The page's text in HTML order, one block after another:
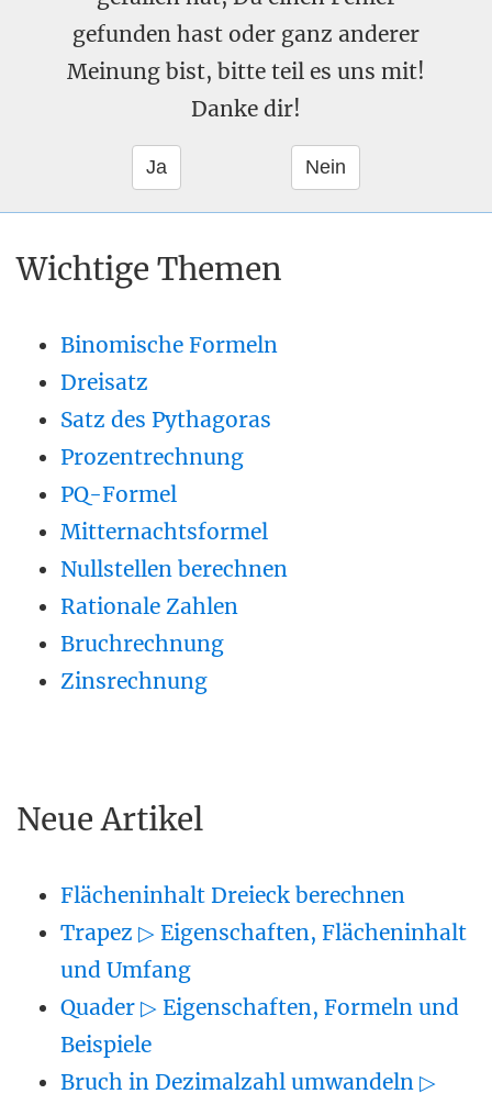
gefunden hast oder ganz anderer
Meinung bist, bitte teil es uns mit!
Danke dir!
Wichtige Themen
Binomische Formeln
Dreisatz
Satz des Pythagoras
Prozentrechnung
PQ-Formel
Mitternachtsformel
Nullstellen berechnen
Rationale Zahlen
Bruchrechnung
Zinsrechnung
Neue Artikel
Flächeninhalt Dreieck berechnen
Trapez ▷ Eigenschaften, Flächeninhalt
und Umfang
Quader ▷ Eigenschaften, Formeln und
Beispiele
Bruch in Dezimalzahl umwandeln ▷